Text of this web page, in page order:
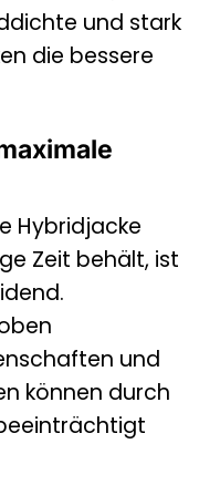
und stark
die bessere
Hybridjacke
Zeit behält, ist
und
können durch